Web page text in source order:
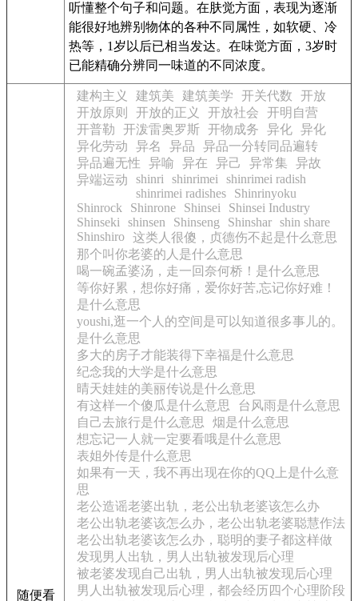
听懂整个句子和问题。在肤觉方面，表现为逐渐
能很好地辨别物体的各种不同属性，如软硬、冷
热等，1岁以后已相当发达。在味觉方面，3岁时
已能精确分辨同一味道的不同浓度。
随便看
建构主义 建筑美 建筑美学 开关代数
开放
开放原则
开放的正义 开放社会
开明自营
开普勒
开泼雷奥罗斯 开物成务 异化 异化
异化劳动
异名 异品
异品一分转同品遍转
异品遍无性
异喻 异在 异己 异常集
异故
异端运动
shinri shinrimei
shinrimei radish
shinrimei radishes
Shinrinyoku
Shinrock
Shinrone Shinsei
Shinsei Industry
Shinseki
shinsen Shinseng Shinshar shin share
Shinshiro 这类人很傻，贞德伤不起是什么意思
那个叫你老婆的人是什么意思
喝一碗孟婆汤，走一回奈何桥！是什么意思
等你好累，想你好痛，爱你好苦,忘记你好难！
是什么意思
youshi,逛一个人的空间是可以知道很多事儿的。
是什么意思
多大的房子才能装得下幸福是什么意思
纪念我的大学是什么意思
晴天娃娃的美丽传说是什么意思
有这样一个傻瓜是什么意思
台风雨是什么意思
自己去旅行是什么意思
烟是什么意思
想忘记一人就一定要看哦是什么意思
表姐外传是什么意思
如果有一天，我不再出现在你的QQ上是什么意
思
老公造谣老婆出轨，老公出轨老婆该怎么办
老公出轨老婆该怎么办，老公出轨老婆聪慧作法
老公出轨老婆该怎么办，聪明的妻子都这样做
发现男人出轨，男人出轨被发现后心理
被老婆发现自己出轨，男人出轨被发现后心理
男人出轨被发现后心理，都会经历四个心理阶段